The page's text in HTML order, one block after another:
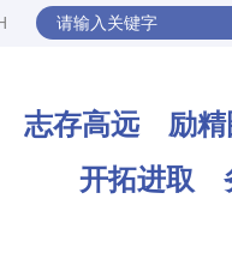
志存高远 励精
开拓进取